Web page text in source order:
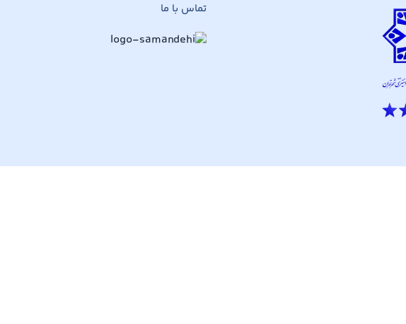
تماس با ما